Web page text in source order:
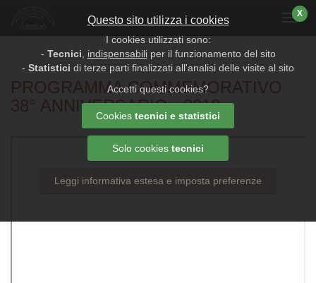
Menu
PROGRAMMA COMMEMORATIVO
38° ANNIVERSARIO - 2018
X
Questo sito utilizza i cookies
I cookies utilizzati sono:
- Tecnici indispensabiliper il funzionamento del sito
- Statistici di terze parti finalizzati all'analisi delle visite al sito
Accetti questi cookies?
Cookies tecnici e statistici
Solo cookies tecnici
Leggi informativa estesa e imposta preferenze